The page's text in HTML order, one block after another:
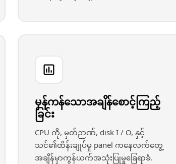
မှန်ကန်သောအချိန်စောင့်ကြည့်
ခြင်း
CPU ကို, မှတ်ဉာဏ်, disk I / O, နှင့်
သင်၏ထိန်းချုပ်မှု panel ကနေလက်တွေ့
အချိန်မှာကွန်ယက်အသုံးပြုမှုခြေရာခံ.